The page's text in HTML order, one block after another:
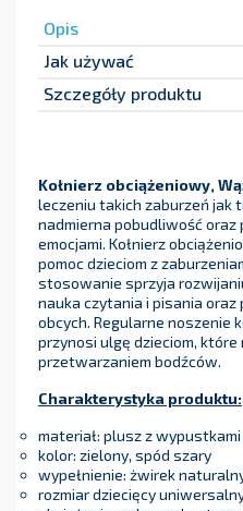
Opis
Jak używać
Szczegóły produktu
Kołnierz obciążeniowy,
leczeniu takich zaburzeń jak
nadmierna pobudliwość oraz
emocjami. Kołnierz
pomoc dzieciom z
stosowanie sprzyja
nauka czytania i pisania
obcych. Regularne noszenie
przynosi ulgę dzieciom, które
przetwarzaniem bodźców.
Charakterystyka produktu:
materiał: plusz z
kolor: zielony, spód szary
wypełnienie: żwirek
rozmiar dziecięcy